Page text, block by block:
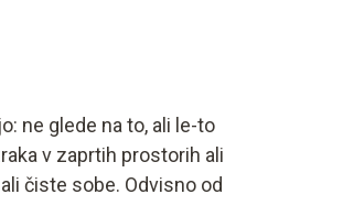
ne glede na to, ali le-to
v zaprtih prostorih ali
čiste sobe. Odvisno od